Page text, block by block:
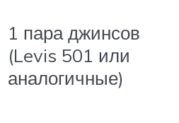
1 пара джинсов
(Levis 501 или
аналогичные)